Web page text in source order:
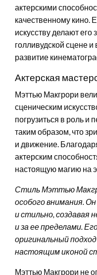
актерскими
качественному кино.
искусству делают
голливудской сцене
развитие
Актерская
Мэттью Макгрори
сценическим
погрузиться в роль и
таким образом, что
и движение.
актерским
настоящую магию на
Стиль Мэттью
особого внимания.
и стильно, создавая
и за ее пределами.
оригинальный
настоящим иконой
Мэттью Макгрори не